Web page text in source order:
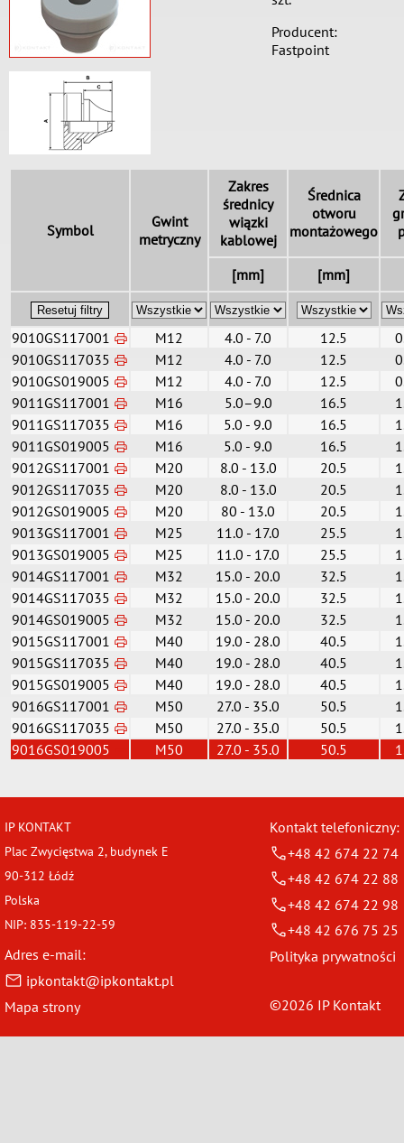
Producent:
Fastpoint
Symbol
Gwint
metryczny
Zakres
średnicy
wiązki
kablowej
Średnica
otworu
montażowego
[mm] [mm]
Resetuj filtry
9010GS117001 M12 4.0 - 7.0 12.5
9010GS117035
M12 4.0 - 7.0 12.5
9010GS019005
M12 4.0 - 7.0 12.5
9011GS117001
M16 5.0–9.0 16.5
9011GS117035
M16 5.0 - 9.0 16.5
9011GS019005
M16 5.0 - 9.0 16.5
9012GS117001
M20 8.0 - 13.0 20.5
9012GS117035
M20 8.0 - 13.0 20.5
9012GS019005
M20 80 - 13.0 20.5
9013GS117001
M25 11.0 - 17.0 25.5
9013GS019005
M25 11.0 - 17.0 25.5
9014GS117001
M32 15.0 - 20.0 32.5
9014GS117035
M32 15.0 - 20.0 32.5
9014GS019005
M32 15.0 - 20.0 32.5
9015GS117001
M40 19.0 - 28.0 40.5
9015GS117035
M40 19.0 - 28.0 40.5
9015GS019005
M40 19.0 - 28.0 40.5
9016GS117001
M50 27.0 - 35.0 50.5
9016GS117035
M50 27.0 - 35.0 50.5
9016GS019005
M50 27.0 - 35.0 50.5
IP KONTAKT
Plac Zwycięstwa 2, budynek E
90-312 Łódź
Polska
NIP: 835-119-22-59
Kontakt telefoniczny:
+48 42 674 22 74
+48 42 674 22 88
+48 42 674 22 98
+48 42 676 75 25
Adres e-mail:
ipkontakt@ipkontakt.pl
Polityka prywatności
Mapa strony ©2026 IP Kontakt